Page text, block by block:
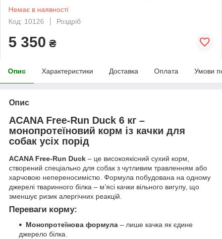
Немає в наявності
Код: 10126
Роздріб
5 350 ₴
Опис Характеристики Доставка Оплата Умови
Опис
ACANA Free-Run Duck 6 кг –
монопротеїновий корм із качки для
собак усіх порід
ACANA Free-Run Duck – це високоякісний сухий корм,
створений спеціально для собак з чутливим травленням або
харчовою непереносимістю. Формула побудована на одному
джерелі тваринного білка – м’ясі качки вільного вигулу, що
зменшує ризик алергічних реакцій.
Переваги корму:
Монопротеїнова формула – лише качка як єдине
джерело білка.